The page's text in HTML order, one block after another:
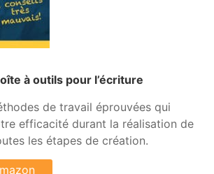
à outils pour l’écriture
de travail éprouvées qui
efficacité durant la réalisation de
les étapes de création.